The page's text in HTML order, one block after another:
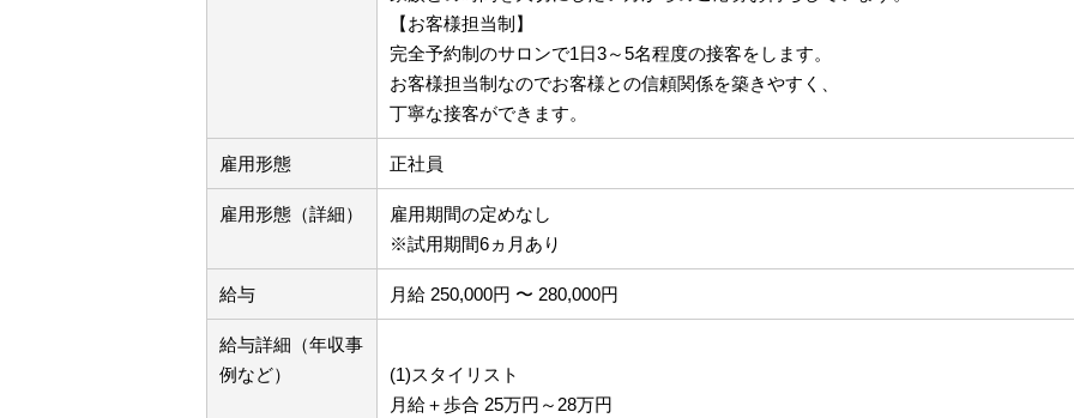
【お客様担当制】
完全予約制のサロンで1日3～5名程度の接客をします。
お客様担当制なのでお客様との信頼関係を築きやすく、
丁寧な接客ができます。
雇用形態 正社員
雇用形態（詳細）
雇用期間の定めなし
※試用期間6ヵ月あり
給与 月給 250,000円 〜 280,000円
給与詳細（年収事
例など）
(1)スタイリスト
月給＋歩合 25万円～28万円